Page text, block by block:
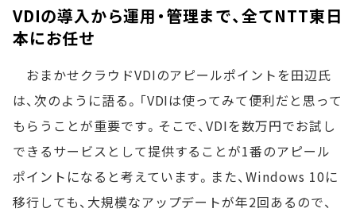
VDIの導入から運用・管理まで、全てNTT東日
本にお任せ
おまかせクラウドVDIのアピールポイントを田辺氏
は、次のように語る。「VDIは使ってみて便利だと思って
もらうことが重要です。そこで、VDIを数万円でお試し
できるサービスとして提供することが1番のアピール
ポイントになると考えています。また、Windows 10に
移行しても、大規模なアップデートが年2回あるので、